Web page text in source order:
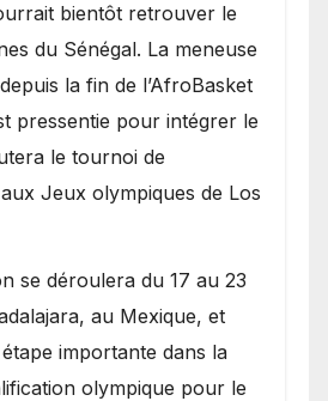
bientôt retrouver le
du Sénégal. La meneuse
la fin de l’AfroBasket
pressentie pour intégrer le
le tournoi de
Jeux olympiques de Los
se déroulera du 17 au 23
au Mexique, et
importante dans la
olympique pour le